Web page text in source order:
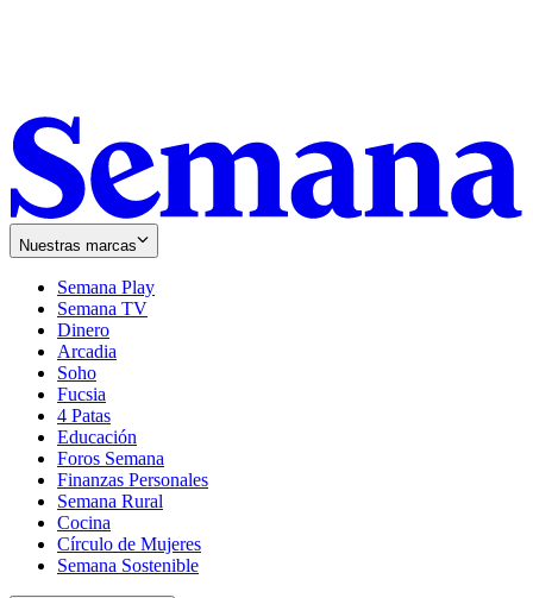
Nuestras marcas
Semana Play
Semana TV
Dinero
Arcadia
Soho
in
new
window
Fucsia
in
new
window
4 Patas
Educación
Foros Semana
Finanzas Personales
Semana Rural
Cocina
Círculo de Mujeres
Semana Sostenible